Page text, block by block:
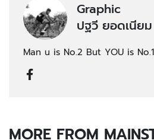
Graphic
ปฐวี ยอดเนียม
Man u is No.2 But YOU is No.1
MORE FROM